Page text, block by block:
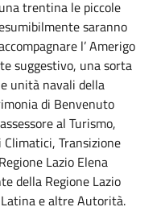
trentina le piccole
saranno
l’ Amerigo
suggestivo, una sorta
unità navali della
di Benvenuto
al Turismo,
Transizione
Lazio Elena
della Regione Lazio
e altre Autorità.